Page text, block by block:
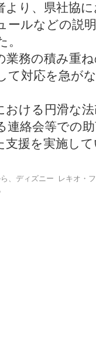
より、県社協
ールなどの説
業務の積み重
て対応を急が
おける円滑な
連絡会等での
支援を実施し
、ディズニー レキオ・